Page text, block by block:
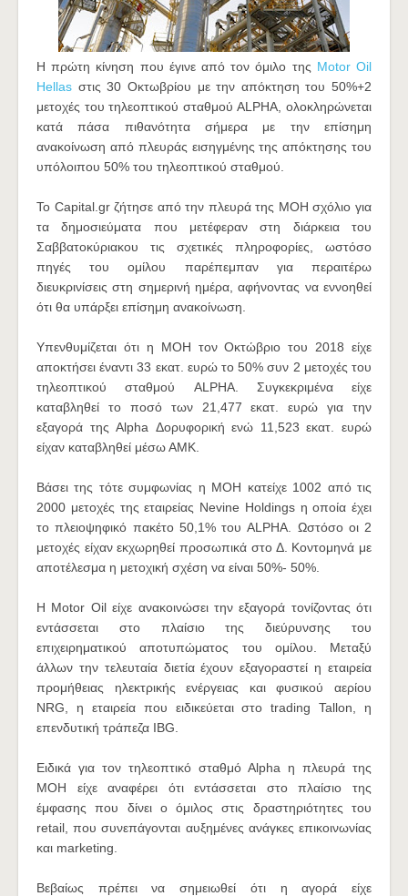
Η πρώτη κίνηση που έγινε από τον όμιλο της Motor Oil
Hellas στις 30 Οκτωβρίου με την απόκτηση του 50%+2
μετοχές του τηλεοπτικού σταθμού ALPHA, ολοκληρώνεται
κατά πάσα πιθανότητα σήμερα με την επίσημη
ανακοίνωση από πλευράς εισηγμένης της απόκτησης του
υπόλοιπου 50% του τηλεοπτικού σταθμού.
Το Capital.gr ζήτησε από την πλευρά της ΜΟΗ σχόλιο για
τα δημοσιεύματα που μετέφεραν στη διάρκεια του
Σαββατοκύριακου τις σχετικές πληροφορίες, ωστόσο
πηγές του ομίλου παρέπεμπαν για περαιτέρω
διευκρινίσεις στη σημερινή ημέρα, αφήνοντας να εννοηθεί
ότι θα υπάρξει επίσημη ανακοίνωση.
Υπενθυμίζεται ότι η ΜΟΗ τον Οκτώβριο του 2018 είχε
αποκτήσει έναντι 33 εκατ. ευρώ το 50% συν 2 μετοχές του
τηλεοπτικού σταθμού ALPHA. Συγκεκριμένα είχε
καταβληθεί το ποσό των 21,477 εκατ. ευρώ για την
εξαγορά της Alpha Δορυφορική ενώ 11,523 εκατ. ευρώ
είχαν καταβληθεί μέσω ΑΜΚ.
Βάσει της τότε συμφωνίας η MOH κατείχε 1002 από τις
2000 μετοχές της εταιρείας Nevine Holdings η οποία έχει
το πλειοψηφικό πακέτο 50,1% του ALPHA. Ωστόσο οι 2
μετοχές είχαν εκχωρηθεί προσωπικά στο Δ. Κοντομηνά με
αποτέλεσμα η μετοχική σχέση να είναι 50%- 50%.
Η Motor Oil είχε ανακοινώσει την εξαγορά τονίζοντας ότι
εντάσσεται στο πλαίσιο της διεύρυνσης του
επιχειρηματικού αποτυπώματος του ομίλου. Μεταξύ
άλλων την τελευταία διετία έχουν εξαγοραστεί η εταιρεία
προμήθειας ηλεκτρικής ενέργειας και φυσικού αερίου
NRG, η εταιρεία που ειδικεύεται στο trading Tallon, η
επενδυτική τράπεζα IBG.
Ειδικά για τον τηλεοπτικό σταθμό Alpha η πλευρά της
ΜΟΗ είχε αναφέρει ότι εντάσσεται στο πλαίσιο της
έμφασης που δίνει ο όμιλος στις δραστηριότητες του
retail, που συνεπάγονται αυξημένες ανάγκες επικοινωνίας
και marketing.
Βεβαίως πρέπει να σημειωθεί ότι η αγορά είχε